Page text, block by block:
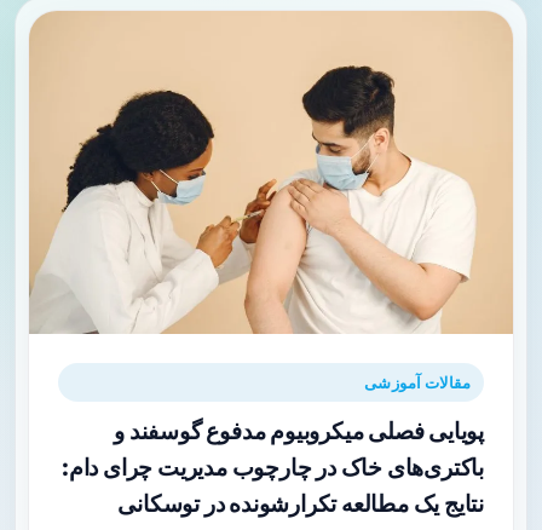
مقالات آموزشی
پویایی فصلی میکروبیوم مدفوع گوسفند و
باکتری‌های خاک در چارچوب مدیریت چرای دام:
نتایج یک مطالعه تکرارشونده در توسکانی